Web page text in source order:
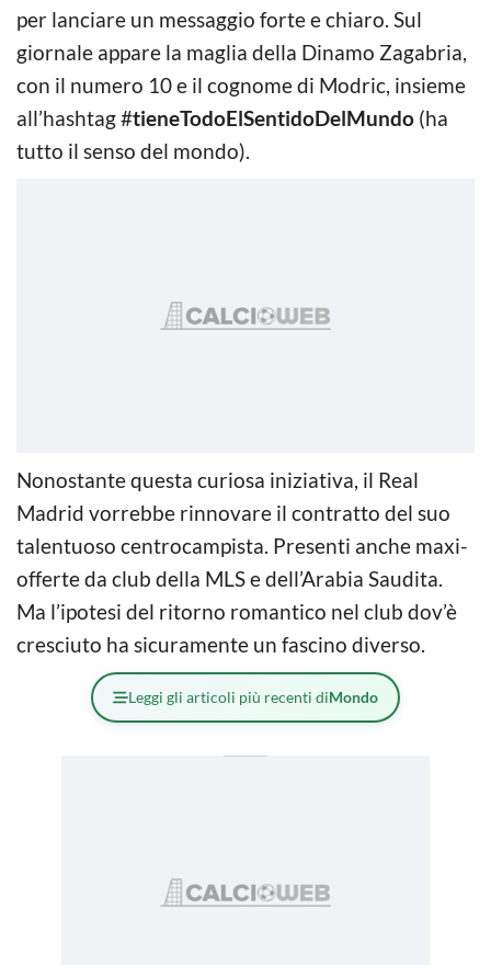
per lanciare un messaggio forte e chiaro. Sul
giornale appare la maglia della Dinamo Zagabria,
con il numero 10 e il cognome di Modric, insieme
all’hashtag #tieneTodoElSentidoDelMundo (ha
tutto il senso del mondo).
Nonostante questa curiosa iniziativa, il Real
Madrid vorrebbe rinnovare il contratto del suo
talentuoso centrocampista. Presenti anche maxi-
offerte da club della MLS e dell’Arabia Saudita.
Ma l’ipotesi del ritorno romantico nel club dov’è
cresciuto ha sicuramente un fascino diverso.
Leggi gli articoli più recenti diMondo